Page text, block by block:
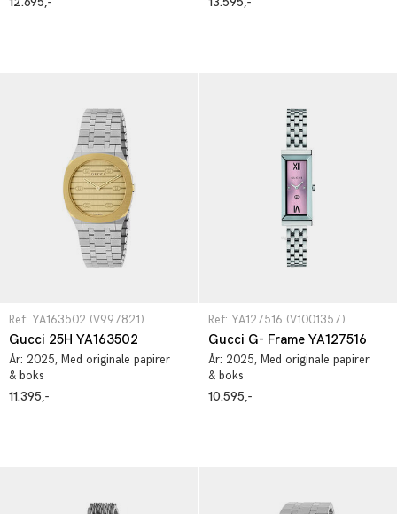
Ref: YA163502 (V997821)
Gucci 25H YA163502
År: 2025, Med originale papirer
& boks
11.395,-
Ref: YA127516 (V1001357)
Gucci G- Frame YA127516
År: 2025, Med originale papirer
& boks
10.595,-